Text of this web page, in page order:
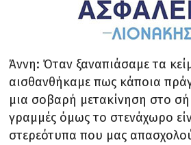
Άννη: Όταν ξαναπιάσαμε τα
αισθανθήκαμε πως κάποια
μια σοβαρή μετακίνηση στο
γραμμές όμως το στενάχωρο
στερεότυπα που μας